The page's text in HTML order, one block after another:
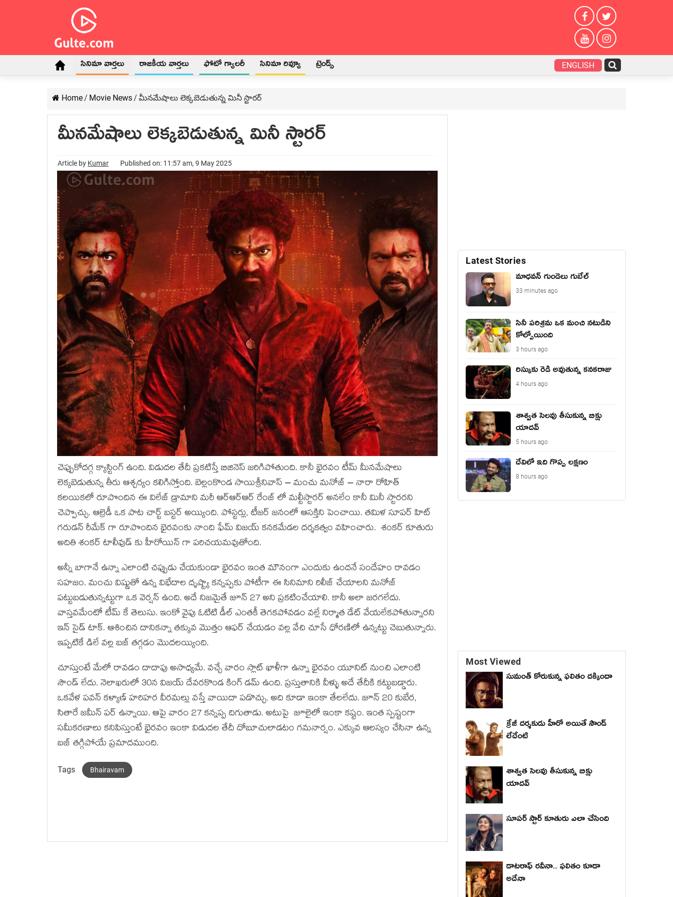
సినిమా వార్తలు రాజకీయ వార్తలు ఫోటో గ్యాలరీ సినిమా రివ్యూ ట్రెండ్స్ ENGLISH
Home/ Movie News/ మీనమేషాలు లెక్కబెడుతున్న మినీ స్టారర్
మీనమేషాలు లెక్కబెడుతున్న మినీ స్టారర్
Article by Kumar Published on: 11:57 am, 9 May 2025
చెప్పుకోదగ్గ క్యాస్టింగ్ ఉంది. విడుదల తేదీ ప్రకటిస్తే బిజినెస్ జరిగిపోతుంది. కానీ భైరవం టీమ్ మీనమేషాలు
లెక్కబెడుతున్న తీరు ఆశ్చర్యం కలిగిస్తోంది. బెల్లంకొండ సాయిశ్రీనివాస్ – మంచు మనోజ్ – నారా రోహిత్
కలయికలో రూపొందిన ఈ విలేజ్ డ్రామాని మరీ ఆర్ఆర్ఆర్ రేంజ్ లో మల్టీస్టారర్ అనలేం కానీ మినీ స్టారరని
చెప్పొచ్చు. ఆల్రెడీ ఒక పాట చార్ట్ బస్టర్ అయ్యింది. పోస్టర్లు, టీజర్ జనంలో ఆసక్తిని పెంచాయి. తమిళ సూపర్ హిట్
గరుడన్ రీమేక్ గా రూపొందిన భైరవంకు నాంది ఫేమ్ విజయ్ కనకమేడల దర్శకత్వం వహించారు. శంకర్ కూతురు
అదితి శంకర్ టాలీవుడ్ కు హీరోయిన్ గా పరిచయమవుతోంది.
అన్నీ బాగానే ఉన్నా ఎలాంటి చప్పుడు చేయకుండా భైరవం ఇంత మౌనంగా ఎందుకు ఉందనే సందేహం రావడం
సహజం. మంచు విష్ణుతో ఉన్న విభేదాల దృష్ట్యా కన్నప్పకు పోటీగా ఈ సినిమాని రిలీజ్ చేయాలని మనోజ్
పట్టుబడుతున్నట్టుగా ఒక వెర్షన్ ఉంది. అదే నిజమైతే జూన్ 27 అని ప్రకటించేయాలి. కానీ అలా జరగలేదు.
వాస్తవమేంటో టీమ్ కే తెలుసు. ఇంకో వైపు ఓటిటి డీల్ ఎంతకీ తెగకపోవడం వల్లే నిర్మాత డేట్ వేయలేకపోతున్నారని
ఇన్ సైడ్ టాక్. ఆశించిన దానికన్నా తక్కువ మొత్తం ఆఫర్ చేయడం వల్ల వేచి చూసే ధోరణిలో ఉన్నట్టు చెబుతున్నారు.
ఇప్పటికే డిలే వల్ల బజ్ తగ్గడం మొదలయ్యింది.
చూస్తుంటే మేలో రావడం దాదాపు అసాధ్యమే. వచ్చే వారం స్లాట్ ఖాళీగా ఉన్నా భైరవం యూనిట్ నుంచి ఎలాంటి
సౌండ్ లేదు. నెలాఖరులో 30న విజయ్ దేవరకొండ కింగ్ డమ్ ఉంది. ప్రస్తుతానికి వీళ్ళు అదే తేదీకి కట్టుబడ్డారు.
ఒకవేళ పవన్ కళ్యాణ్ హరిహర వీరమల్లు వస్తే వాయిదా పడొచ్చు. అది కూడా ఇంకా తేలలేదు. జూన్ 20 కుబేర,
సితారే జమీన్ పర్ ఉన్నాయి. ఆపై వారం 27 కన్నప్ప దిగుతాడు. అటుపై జూలైలో ఇంకా కష్టం. ఇంత స్పష్టంగా
సమీకరణాలు కనిపిస్తుంటే భైరవం ఇంకా విడుదల తేదీ దోబూచులాడటం గమనార్షం. ఎక్కువ ఆలస్యం చేసినా ఉన్న
బజ్ తగ్గిపోయే ప్రమాదముంది.
Tags Bhairavam
Latest Stories
మాధ‌వ‌న్ గుండెలు గుబేల్‌
33 minutes ago
సినీ పరిశ్రమ ఒక మంచి నటుడిని
కోల్పోయింది
3 hours ago
రిస్కుకు రెడీ అవుతున్న కనకరాజు
4 hours ago
శాశ్వత సెలవు తీసుకున్న బిక్షు
యాదవ్
5 hours ago
దేవిలో ఇది గొప్ప లక్షణం
8 hours ago
Most Viewed
సుమంత్ కోరుకున్న ఫలితం దక్కిందా
క్రేజీ దర్శకుడు హీరో అయితే సౌండ్
లేదేంటి
శాశ్వత సెలవు తీసుకున్న బిక్షు
యాదవ్
సూపర్ స్టార్ కూతురు ఎలా చేసింది
డాటరాఫ్ రవీనా... ఫలితం కూడా
అదేనా